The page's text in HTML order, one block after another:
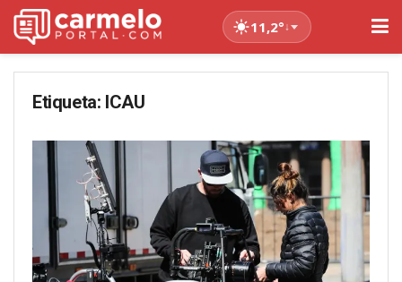
11,2°↓
Etiqueta: ICAU